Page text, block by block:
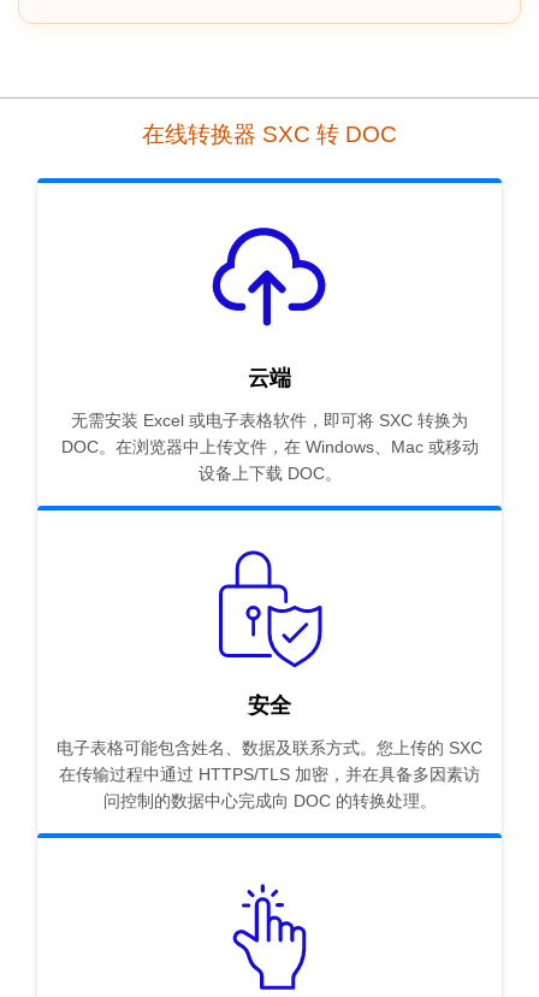
在线转换器 SXC 转 DOC
云端
无需安装 Excel 或电子表格软件，即可将 SXC 转换为
DOC。在浏览器中上传文件，在 Windows、Mac 或移动
设备上下载 DOC。
安全
电子表格可能包含姓名、数据及联系方式。您上传的 SXC
在传输过程中通过 HTTPS/TLS 加密，并在具备多因素访
问控制的数据中心完成向 DOC 的转换处理。